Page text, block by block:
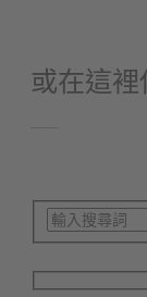
或在這